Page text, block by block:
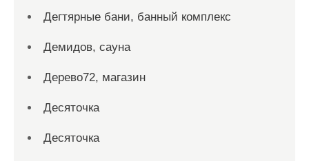
Дегтярные бани, банный комплекс
Демидов, сауна
Дерево72, магазин
Десяточка
Десяточка